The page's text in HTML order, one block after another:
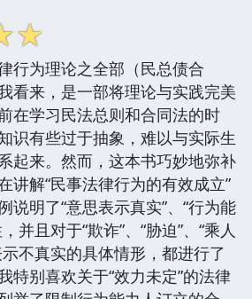
☆
行为理论之全部（民总债合
看来，是一部将理论与实践完美
在学习民法总则和合同法的时
识有些过于抽象，难以与实际生
起来。然而，这本书巧妙地弥补
讲解“民事法律行为的有效成立”
说明了“意思表示真实”、“行为能
并且对于“欺诈”、“胁迫”、“乘人
不真实的具体情形，都进行了
特别喜欢关于“效力未定”的法律